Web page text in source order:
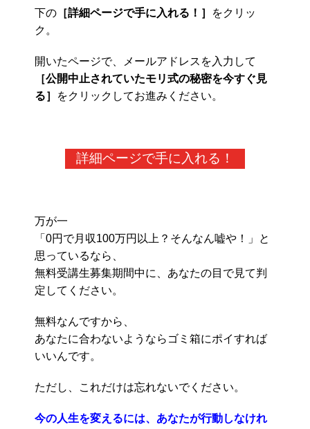
下の ［詳細ページで手に入れる！］
をクリッ
ク。
開いたページで、メールアドレスを入力して
［公開中止されていたモリ式の秘密を今すぐ見
る］
をクリックしてお進みください。
詳細ページで手に入れる！
万が一
「0円で月収100万円以上？そんなん嘘や！」と
思っているなら、
無料受講生募集期間中に、あなたの目で見て判
定してください。
無料なんですから、
あなたに合わないようならゴミ箱にポイすれば
いいんです。
ただし、これだけは忘れないでください。
今の人生を変えるには、あなたが行動しなけれ